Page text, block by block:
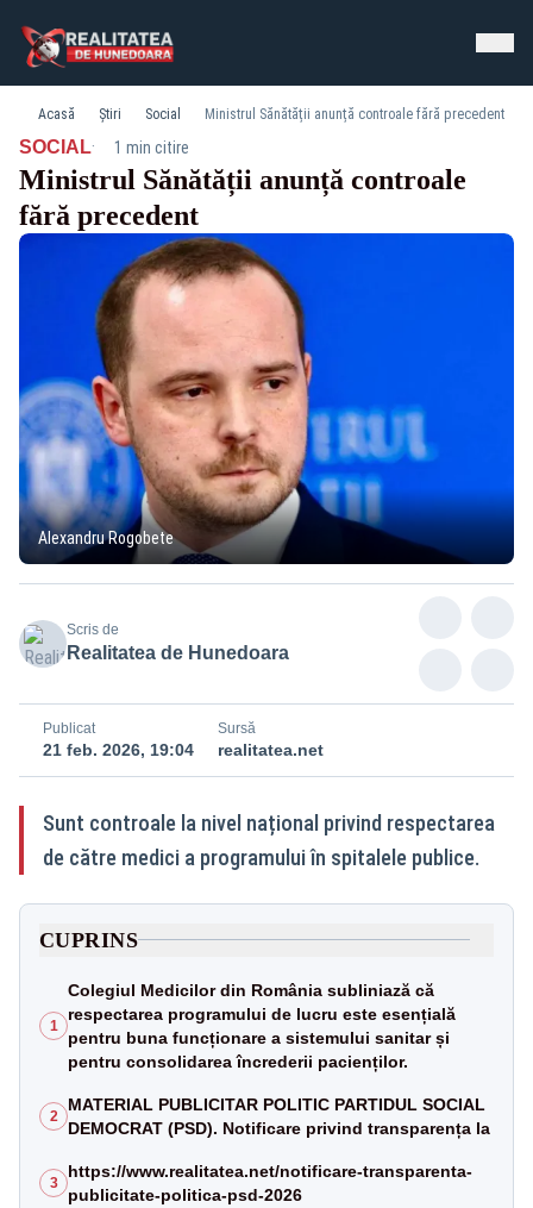
Acasă Știri Social Ministrul Sănătății anunță controale fără precedent
SOCIAL· 1 min citire
Ministrul Sănătății anunță controale
fără precedent
Alexandru Rogobete
Scris de
Realitatea de Hunedoara
Publicat
21 feb. 2026, 19:04
Sursă
realitatea.net
Sunt controale la nivel național privind respectarea
de către medici a programului în spitalele publice.
CUPRINS
1
Colegiul Medicilor din România subliniază că
respectarea programului de lucru este esențială
pentru buna funcționare a sistemului sanitar și
pentru consolidarea încrederii pacienților.
2
MATERIAL PUBLICITAR POLITIC PARTIDUL SOCIAL
DEMOCRAT (PSD). Notificare privind transparența la
3
https://www.realitatea.net/notificare-transparenta-
publicitate-politica-psd-2026